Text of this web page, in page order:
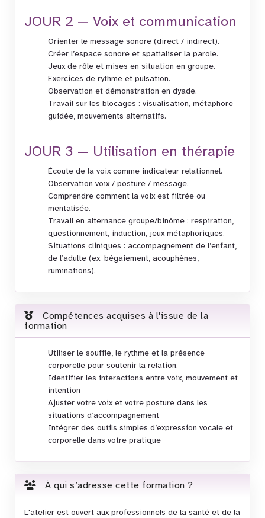
JOUR 2 — Voix et communication
Orienter le message sonore (direct / indirect).
Créer l’espace sonore et spatialiser la parole.
Jeux de rôle et mises en situation en groupe.
Exercices de rythme et pulsation.
Observation et démonstration en dyade.
Travail sur les blocages : visualisation, métaphore
guidée, mouvements alternatifs.
JOUR 3 — Utilisation en thérapie
Écoute de la voix comme indicateur relationnel.
Observation voix / posture / message.
Comprendre comment la voix est filtrée ou
mentalisée.
Travail en alternance groupe/binôme : respiration,
questionnement, induction, jeux métaphoriques.
Situations cliniques : accompagnement de l’enfant,
de l’adulte (ex. bégaiement, acouphènes,
ruminations).
Compétences acquises à l'issue de la
formation
Utiliser le souffle, le rythme et la présence
corporelle pour soutenir la relation.
Identifier les interactions entre voix, mouvement et
intention
Ajuster votre voix et votre posture dans les
situations d’accompagnement
Intégrer des outils simples d’expression vocale et
corporelle dans votre pratique
À qui s’adresse cette formation ?
L'atelier est ouvert aux professionnels de la santé et de la